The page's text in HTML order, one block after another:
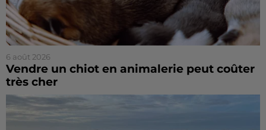
6 août 2026
Vendre un chiot en animalerie peut coûter
très cher